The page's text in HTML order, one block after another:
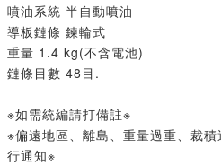
噴油系統 半自動噴油
導板鏈條 鍊輪式
重量 1.4 kg(不含電池)
鏈條目數 48目.
※如需統編請打備註※
※偏遠地區、離島、重量過重、裁
行通知※